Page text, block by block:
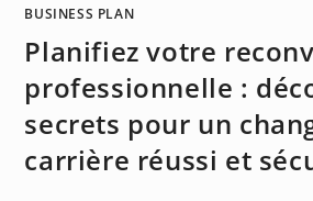
BUSINESS PLAN
Planifiez votre
professionnelle :
secrets pour un
carrière réussi et